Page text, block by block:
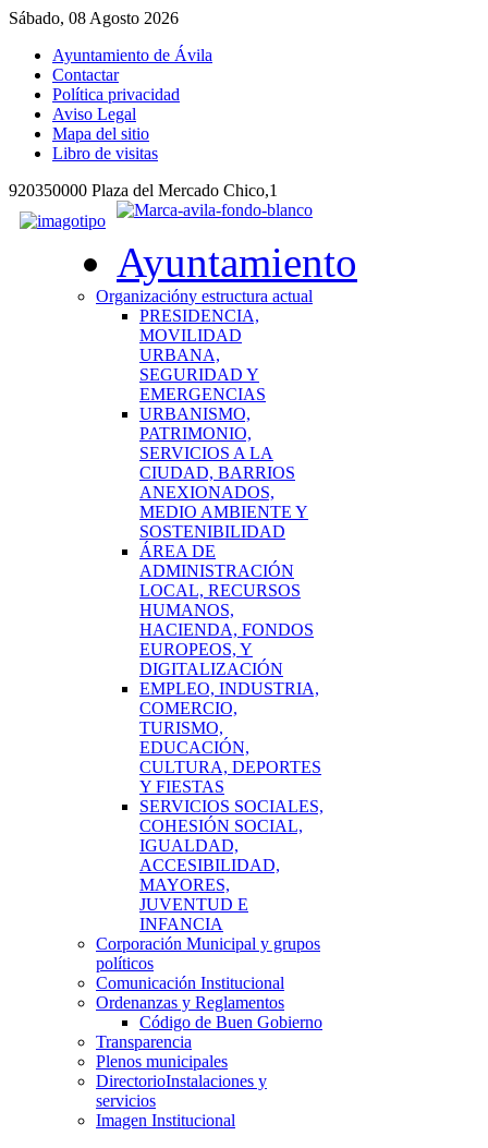
Sábado, 08 Agosto 2026
Ayuntamiento de Ávila
Contactar
Política privacidad
Aviso Legal
Mapa del sitio
Libro de visitas
920350000 Plaza del Mercado Chico,1
Ayuntamiento
Organizacióny estructura actual
PRESIDENCIA,
MOVILIDAD
URBANA,
SEGURIDAD Y
EMERGENCIAS
URBANISMO,
PATRIMONIO,
SERVICIOS A LA
CIUDAD, BARRIOS
ANEXIONADOS,
MEDIO AMBIENTE Y
SOSTENIBILIDAD
ÁREA DE
ADMINISTRACIÓN
LOCAL, RECURSOS
HUMANOS,
HACIENDA, FONDOS
EUROPEOS, Y
DIGITALIZACIÓN
EMPLEO, INDUSTRIA,
COMERCIO,
TURISMO,
EDUCACIÓN,
CULTURA, DEPORTES
Y FIESTAS
SERVICIOS SOCIALES,
COHESIÓN SOCIAL,
IGUALDAD,
ACCESIBILIDAD,
MAYORES,
JUVENTUD E
INFANCIA
Corporación Municipal y grupos
políticos
Comunicación Institucional
Ordenanzas y Reglamentos
Código de Buen Gobierno
Transparencia
Plenos municipales
DirectorioInstalaciones y
servicios
Imagen Institucional